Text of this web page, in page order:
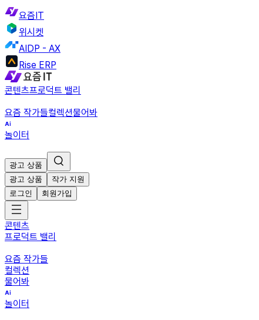
요즘IT
위시켓
AIDP - AX
Rise ERP
콘텐츠프로덕트 밸리
요즘 작가들컬렉션물어봐
놀이터
광고 상품
광고 상품
작가 지원
로그인
회원가입
콘텐츠
프로덕트 밸리
요즘 작가들
컬렉션
물어봐
놀이터